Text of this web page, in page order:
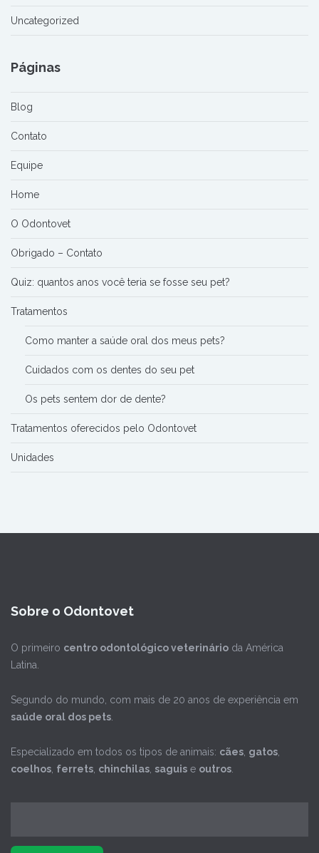
Uncategorized
Páginas
Blog
Contato
Equipe
Home
O Odontovet
Obrigado – Contato
Quiz: quantos anos você teria se fosse seu pet?
Tratamentos
Como manter a saúde oral dos meus pets?
Cuidados com os dentes do seu pet
Os pets sentem dor de dente?
Tratamentos oferecidos pelo Odontovet
Unidades
Sobre o Odontovet
O primeiro centro odontológico veterinário da América
Latina.
Segundo do mundo, com mais de 20 anos de experiência em
saúde oral dos pets.
Especializado em todos os tipos de animais: cães, gatos,
coelhos, ferrets, chinchilas, saguis e outros.